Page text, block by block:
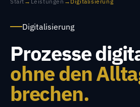
IT Consulting & Strategie
Digitalisierung
Apps- & Webentwicklung
Hosting
Digitalisierung
Prozesse
ohne den
brechen.